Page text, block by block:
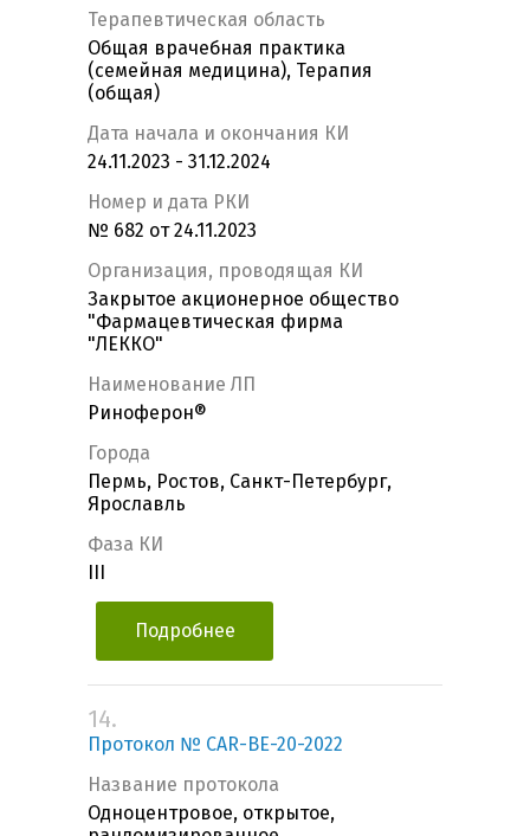
Терапевтическая область
Общая врачебная практика
(семейная медицина), Терапия
(общая)
Дата начала и окончания КИ
24.11.2023 - 31.12.2024
Номер и дата РКИ
№ 682 от 24.11.2023
Организация, проводящая КИ
Закрытое акционерное общество
"Фармацевтическая фирма
"ЛЕККО"
Наименование ЛП
Риноферон®
Города
Пермь, Ростов, Санкт-Петербург,
Ярославль
Фаза КИ
Подробнее
14.
Протокол № CAR-BE-20-2022
Название протокола
Одноцентровое, открытое,